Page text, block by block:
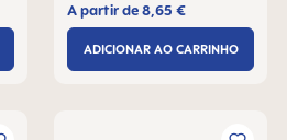
A partir de8,65 €
ADICIONAR AO CARRINHO